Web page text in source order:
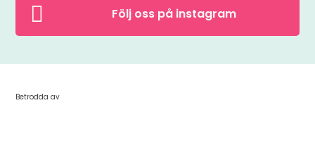
 Följ oss på instagram
Betrodda av